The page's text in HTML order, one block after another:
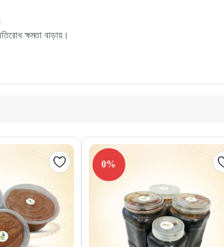
ক্ষমতা বাড়ায়।
0%